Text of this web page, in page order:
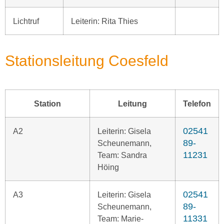
Lichtruf Leiterin: Rita Thies
Stationsleitung Coesfeld
Station Leitung Telefon
A2
Leiterin: Gisela
Scheunemann,
Team: Sandra
Höing
02541
89-
11231
A3
Leiterin: Gisela
Scheunemann,
Team: Marie-
02541
89-
11331